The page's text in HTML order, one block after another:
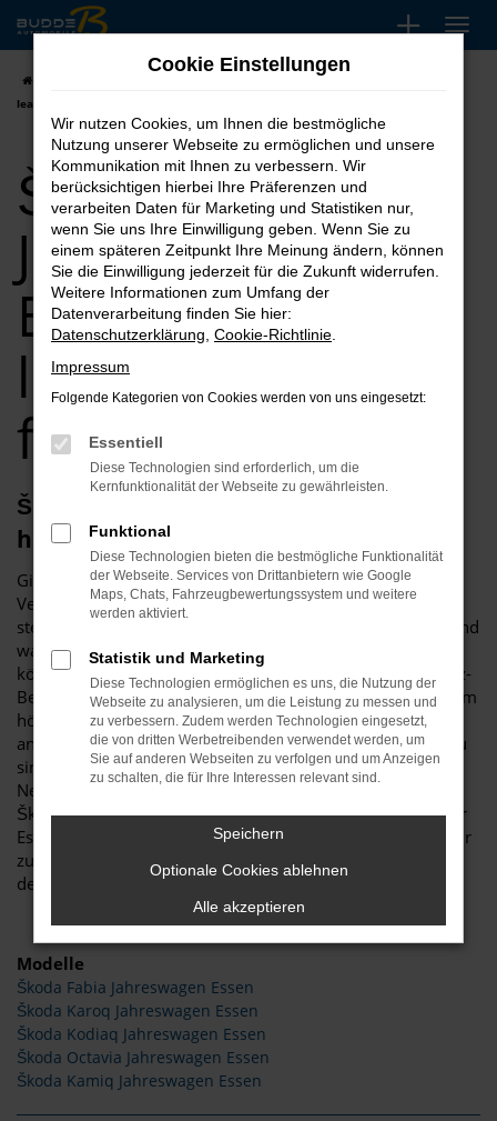
Zum
Hauptinhalt
springen
Škoda Jahreswagen für Essen kaufen,
leasen, finanzieren
Škoda
Jahreswagen für
Essen kaufen,
leasen,
finanzieren
Škoda Jahreswagen – günstig trifft
hochwertig in Essen
Ginge es um die Ermittlung des besten Preis-Leistungs-
Verhältnisses in der Autowelt, würden Škoda Jahreswagen
stets die vorderen Plätze einnehmen. Warum das so ist? Und
warum Sie für Essen kaum eine bessere Wahl treffen
können? Das hat in erster Linie mit dem Wertverlust im Kfz-
Bereich zu tun, der unmittelbar nach den Neuwagenkauf am
höchsten ist. Wer sich eine Wertentwicklungskurve
anschaut, stellt fest, dass Škoda Jahreswagen zwar fast neu
sind, jedoch nur noch einen Bruchteil eines
Neuwagenpreises kosten. Bedingung für das Anbieten als
Škoda Jahreswagen ist das Datum der ersten Zulassung für
Essen oder einen anderen Ort. Dieses darf maximal ein Jahr
zurückliegen, sodass Sie meist in ein Modell aus der
derzeitigen Modellgeneration steigen.
Modelle
Škoda Fabia Jahreswagen Essen
Škoda Karoq Jahreswagen Essen
Škoda Kodiaq Jahreswagen Essen
Škoda Octavia Jahreswagen Essen
Škoda Kamiq Jahreswagen Essen
Cookie Einstellungen
Wir nutzen Cookies, um Ihnen die bestmögliche
Nutzung unserer Webseite zu ermöglichen und unsere
Kommunikation mit Ihnen zu verbessern. Wir
berücksichtigen hierbei Ihre Präferenzen und
verarbeiten Daten für Marketing und Statistiken nur,
wenn Sie uns Ihre Einwilligung geben. Wenn Sie zu
einem späteren Zeitpunkt Ihre Meinung ändern, können
Sie die Einwilligung jederzeit für die Zukunft widerrufen.
Weitere Informationen zum Umfang der
Datenverarbeitung finden Sie hier:
Datenschutzerklärung Cookie-Richtlinie
Impressum
Folgende Kategorien von Cookies werden von uns eingesetzt:
Essentiell
Diese Technologien sind erforderlich, um die
Kernfunktionalität der Webseite zu gewährleisten.
Funktional
Diese Technologien bieten die bestmögliche Funktionalität
der Webseite. Services von Drittanbietern wie Google
Maps, Chats, Fahrzeugbewertungssystem und weitere
werden aktiviert.
Statistik und Marketing
Diese Technologien ermöglichen es uns, die Nutzung der
Webseite zu analysieren, um die Leistung zu messen und
zu verbessern. Zudem werden Technologien eingesetzt,
die von dritten Werbetreibenden verwendet werden, um
Sie auf anderen Webseiten zu verfolgen und um Anzeigen
zu schalten, die für Ihre Interessen relevant sind.
Speichern
Optionale Cookies ablehnen
Alle akzeptieren